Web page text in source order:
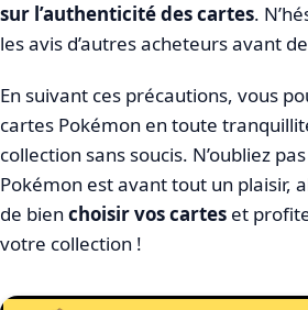
sur l’authenticité des cartes.
les avis d’autres acheteurs avant
En suivant ces précautions, vous
cartes Pokémon en toute
collection sans soucis. N’oubliez
Pokémon est avant tout un plaisir,
de bien choisir vos cartes et
votre collection !